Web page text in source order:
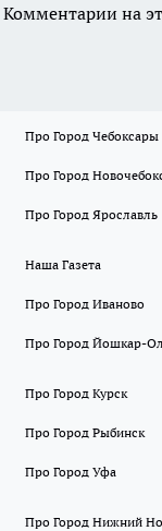
Комментарии на
Про Город Чебоксары
Про Город
Про Город Ярославль
Наша Газета
Про Город Иваново
Про Город Йошкар-
Про Город Курск
Про Город Рыбинск
Про Город Уфа
Про Город Нижний